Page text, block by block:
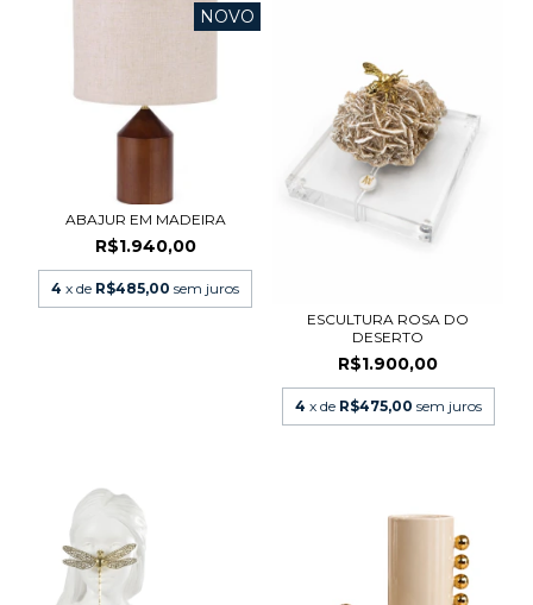
NOVO
ABAJUR EM MADEIRA
R$1.940,00
4 x de R$485,00 sem juros
ESCULTURA ROSA DO
DESERTO
R$1.900,00
4 x de R$475,00 sem juros